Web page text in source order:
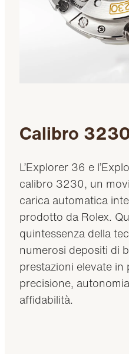
Calibro
L’Explorer 36 e
calibro 3230, un
carica automatica
prodotto da Rolex.
quintessenza della
numerosi depositi di
prestazioni elevate
precisione,
affidabilità.